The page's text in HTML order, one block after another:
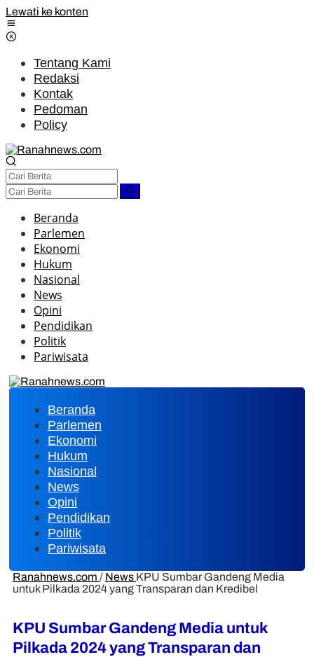
Lewati ke konten
Tentang Kami
Redaksi
Kontak
Pedoman
Policy
Beranda
Parlemen
Ekonomi
Hukum
Nasional
News
Opini
Pendidikan
Politik
Pariwisata
Beranda
Parlemen
Ekonomi
Hukum
Nasional
News
Opini
Pendidikan
Politik
Pariwisata
Ranahnews.com / News KPU Sumbar Gandeng Media
untuk Pilkada 2024 yang Transparan dan Kredibel
KPU Sumbar Gandeng Media untuk
Pilkada 2024 yang Transparan dan